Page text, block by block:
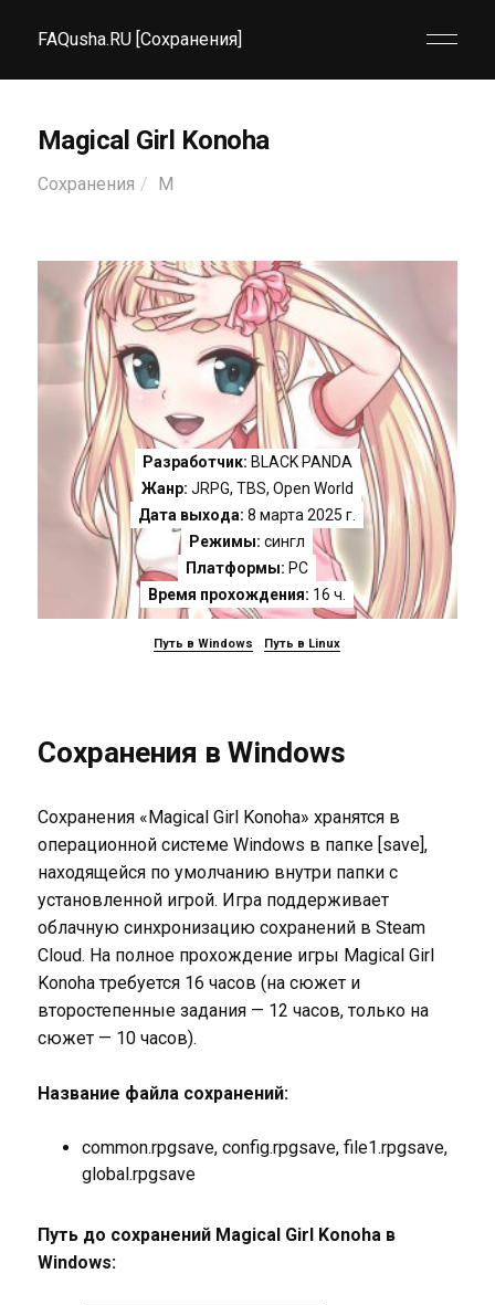
FAQusha.RU [Сохранения]
Magical Girl Konoha
Сохранения M
Разработчик: BLACK PANDA
Жанр: JRPG, TBS, Open World
Дата выхода: 8 марта 2025 г.
Режимы: сингл
Платформы: PC
Время прохождения: 16 ч.
Путь в Windows Путь в Linux
Сохранения в Windows
Сохранения «Magical Girl Konoha» хранятся в
операционной системе Windows в папке [save],
находящейся по умолчанию внутри папки с
установленной игрой. Игра поддерживает
облачную синхронизацию сохранений в Steam
Cloud. На полное прохождение игры Magical Girl
Konoha требуется 16 часов (на сюжет и
второстепенные задания — 12 часов, только на
сюжет — 10 часов).
Название файла сохранений:
common.rpgsave, config.rpgsave, file1.rpgsave,
global.rpgsave
Путь до сохранений Magical Girl Konoha в
Windows: